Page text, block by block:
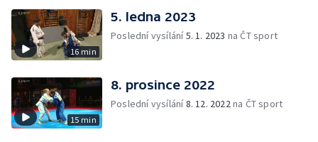
16 min
5. ledna 2023
Poslední vysílání5. 1. 2023 na ČT sport
15 min
8. prosince 2022
Poslední vysílání8. 12. 2022na ČT sport